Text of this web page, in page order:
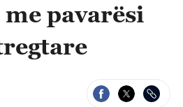
pavarësi